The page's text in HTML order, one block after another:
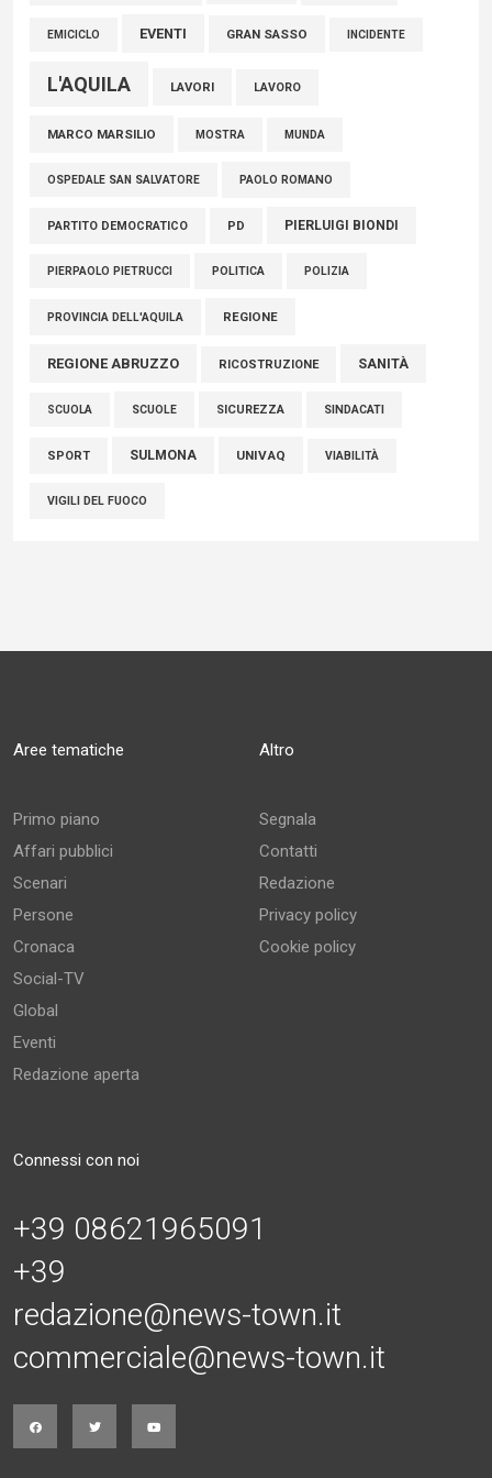
EMICICLO EVENTI GRAN SASSO INCIDENTE
L'AQUILA LAVORI LAVORO
MARCO MARSILIO MOSTRA MUNDA
OSPEDALE SAN SALVATORE PAOLO ROMANO
PARTITO DEMOCRATICO PD PIERLUIGI BIONDI
PIERPAOLO PIETRUCCI POLITICA POLIZIA
PROVINCIA DELL'AQUILA REGIONE
REGIONE ABRUZZO RICOSTRUZIONE SANITÀ
SCUOLA SCUOLE SICUREZZA SINDACATI
SPORT SULMONA UNIVAQ VIABILITÀ
VIGILI DEL FUOCO
Aree tematiche
Primo piano
Affari pubblici
Scenari
Persone
Cronaca
Social-TV
Global
Eventi
Redazione aperta
Altro
Segnala
Contatti
Redazione
Privacy policy
Cookie policy
Connessi con noi
+39 08621965091
+39
redazione@news-town.it
commerciale@news-town.it